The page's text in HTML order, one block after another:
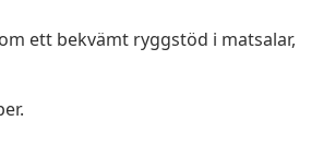
ett bekvämt ryggstöd i matsalar,